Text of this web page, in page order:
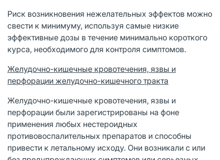
Риск возникновения нежелательных эффектов можно
свести к минимуму, используя самые низкие
эффективные дозы в течение минимально короткого
курса, необходимого для контроля симптомов.
Желудочно-кишечные кровотечения, язвы и
перфорации желудочно-кишечного тракта
Желудочно-кишечные кровотечения, язвы и
перфорации были зарегистрированы на фоне
применения любых нестероидных
противовоспалительных препаратов и способны
привести к летальному исходу. Они возникали с или